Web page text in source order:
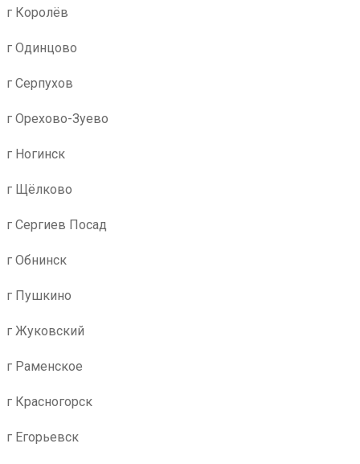
г Королёв
г Одинцово
г Серпухов
г Орехово-Зуево
г Ногинск
г Щёлково
г Сергиев Посад
г Обнинск
г Пушкино
г Жуковский
г Раменское
г Красногорск
г Егорьевск